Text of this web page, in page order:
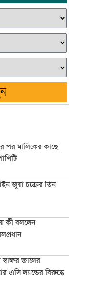
পর মালিকের কাছে
জুয়া চক্রের তিন
কী বললেন
জালের
এসি ল্যান্ডের বিরুদ্ধে